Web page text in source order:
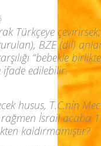
Türkçeye
BZE (dil)
“bebekle birlikte
ifade edilebilir.
husus, T.C.nin
rağmen İsrail acaba
kaldırmamıştır?